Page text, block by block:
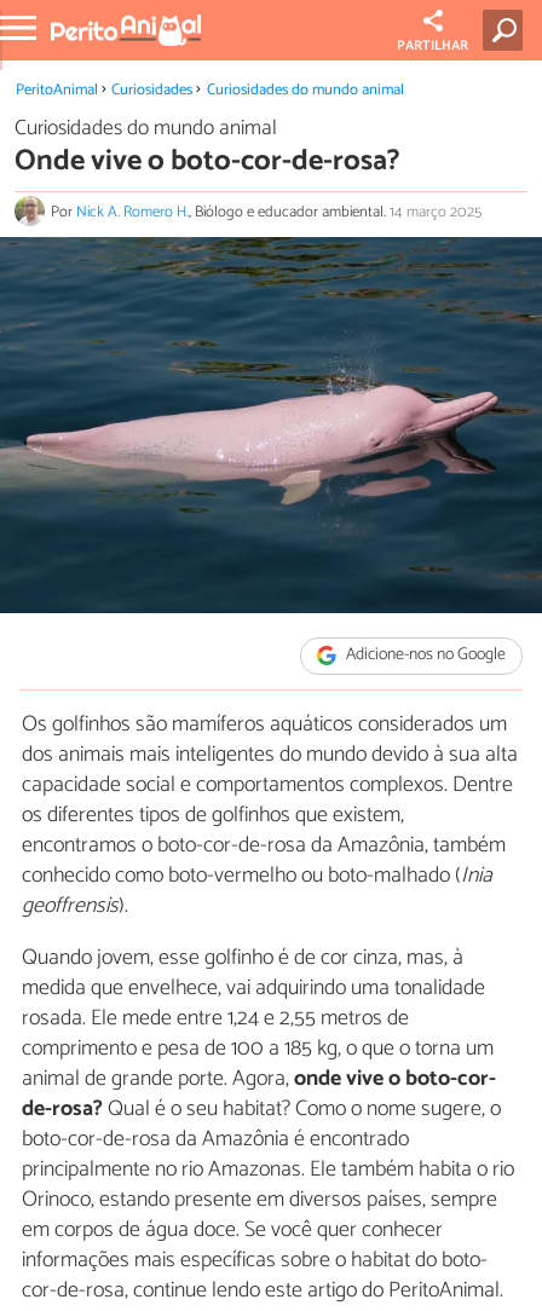
PARTILHAR
PeritoAnimal Curiosidades Curiosidades do mundo animal
Curiosidades do mundo animal
Onde vive o boto-cor-de-rosa?
PorNick A. Romero H., Biólogo e educador ambiental.14 março 2025
Adicione-nos no Google
Os golfinhos são mamíferos aquáticos considerados um
dos animais mais inteligentes do mundo devido à sua alta
capacidade social e comportamentos complexos. Dentre
os diferentes tipos de golfinhos que existem,
encontramos o boto-cor-de-rosa da Amazônia, também
conhecido como boto-vermelho ou boto-malhado (Inia
geoffrensis).
Quando jovem, esse golfinho é de cor cinza, mas, à
medida que envelhece, vai adquirindo uma tonalidade
rosada. Ele mede entre 1,24 e 2,55 metros de
comprimento e pesa de 100 a 185 kg, o que o torna um
animal de grande porte. Agora,onde vive o boto-cor-
de-rosa?Qual é o seu habitat? Como o nome sugere, o
boto-cor-de-rosa da Amazônia é encontrado
principalmente no rio Amazonas. Ele também habita o rio
Orinoco, estando presente em diversos países, sempre
em corpos de água doce. Se você quer conhecer
informações mais específicas sobre o habitat do boto-
cor-de-rosa, continue lendo este artigo do PeritoAnimal.